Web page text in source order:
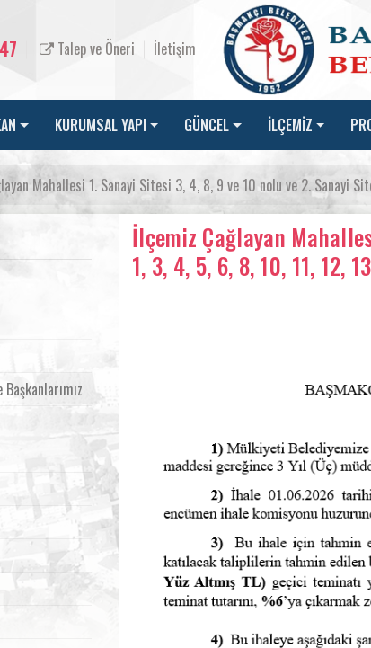
Talep ve Öneri İletişim
KURUMSAL YAPI GÜNCEL İLÇEMİZ
Mahallesi 1. Sanayi Sitesi 3, 4, 8, 9 ve 10 nolu ve 2. Sanayi
İlçemiz Çağlayan
1, 3, 4, 5, 6, 8, 10, 11, 12,